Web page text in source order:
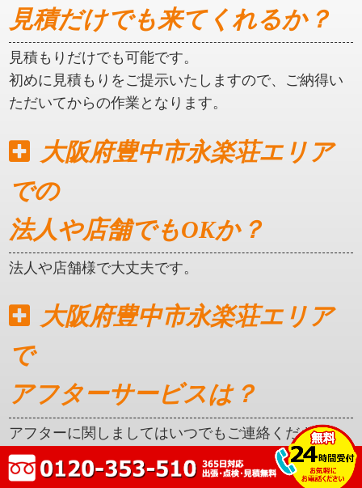
見積だけでも来てくれるか？
見積もりだけでも可能です。
初めに見積もりをご提示いたしますので、ご納得い
ただいてからの作業となります。
大阪府豊中市永楽荘エリア
での
法人や店舗でもOKか？
法人や店舗様で大丈夫です。
大阪府豊中市永楽荘エリア
で
アフターサービスは？
アフターに関しましてはいつでもご連絡ください。
クレカ対応はしているか？